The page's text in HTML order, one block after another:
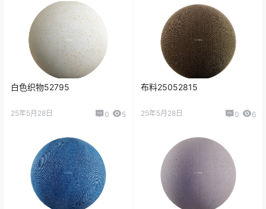
白色织物52795
25年5月28日 0 5
布料25052815
25年5月28日 0 6